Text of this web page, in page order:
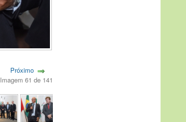
Próximo
Imagem 61 de 141